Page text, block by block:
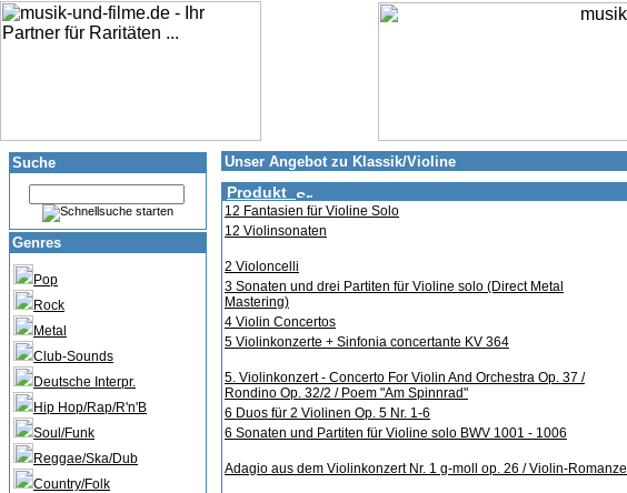
Suche
Genres
Pop
Rock
Metal
Club-Sounds
Deutsche Interpr.
Hip Hop/Rap/R'n'B
Soul/Funk
Reggae/Ska/Dub
Country/Folk
Unser Angebot zu Klassik/Violine
Produkt
12 Fantasien für Violine Solo
12 Violinsonaten
2 Violoncelli
3 Sonaten und drei Partiten für Violine solo (Direct Metal
Mastering)
4 Violin Concertos
5 Violinkonzerte + Sinfonia concertante KV 364
5. Violinkonzert - Concerto For Violin And Orchestra Op. 37 /
Rondino Op. 32/2 / Poem "Am Spinnrad"
6 Duos für 2 Violinen Op. 5 Nr. 1-6
6 Sonaten und Partiten für Violine solo BWV 1001 - 1006
Adagio aus dem Violinkonzert Nr. 1 g-moll op. 26 / Violin-Romanze